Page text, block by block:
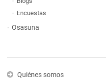
Encuestas
Osasuna
Quiénes somos